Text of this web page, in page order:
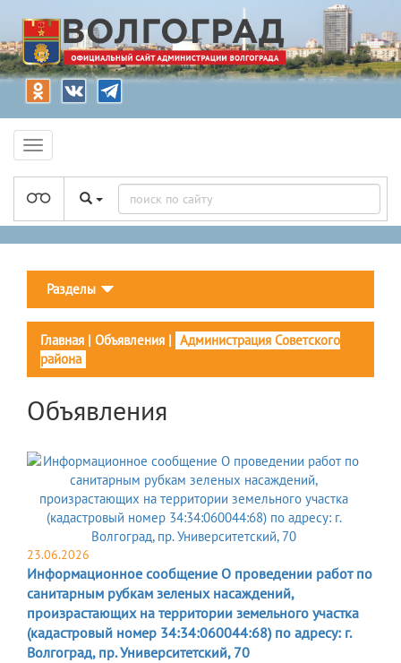
Разделы
Главная | Объявления | Администрация Советского
района
Объявления
23.06.2026
Информационное сообщение О проведении работ по
санитарным рубкам зеленых насаждений,
произрастающих на территории земельного участка
(кадастровый номер 34:34:060044:68) по адресу: г.
Волгоград, пр. Университетский, 70